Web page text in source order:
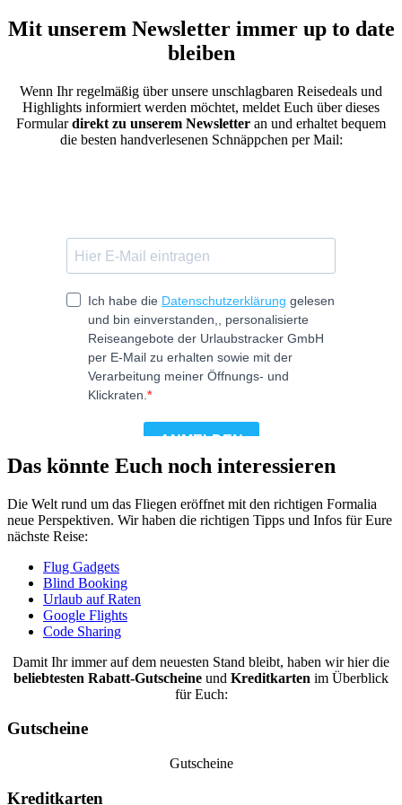
Mit unserem Newsletter immer up to date
bleiben
Wenn Ihr regelmäßig über unsere unschlagbaren Reisedeals und
Highlights informiert werden möchtet, meldet Euch über dieses
Formulardirekt zu unserem Newsletter an und erhaltet bequem
die besten handverlesenen Schnäppchen per Mail:
Das könnte Euch noch interessieren
Die Welt rund um das Fliegen eröffnet mit den richtigen Formalia
neue Perspektiven. Wir haben die richtigen Tipps und Infos für Eure
nächste Reise:
Flug Gadgets
Blind Booking
Urlaub auf Raten
Google Flights
Code Sharing
Damit Ihr immer auf dem neuesten Stand bleibt, haben wir hier die
beliebtesten Rabatt-Gutscheine und Kreditkarten im Überblick
für Euch:
Gutscheine
Gutscheine
Kreditkarten